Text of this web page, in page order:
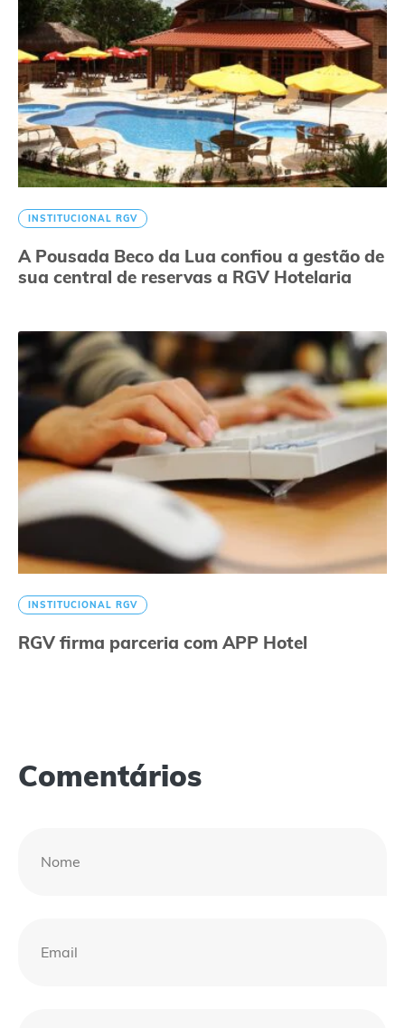
INSTITUCIONAL RGV
A Pousada Beco da Lua confiou a gestão de
sua central de reservas a RGV Hotelaria
INSTITUCIONAL RGV
RGV firma parceria com APP Hotel
Comentários